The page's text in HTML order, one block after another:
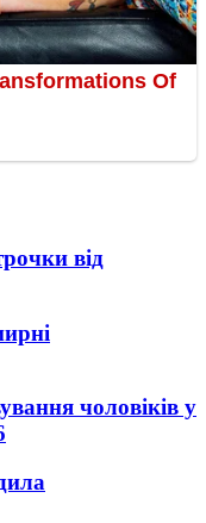
від
чоловіків у